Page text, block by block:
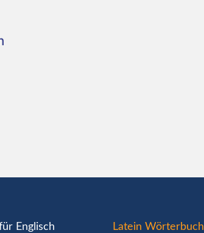
Englisch
Latein Wörterbuch